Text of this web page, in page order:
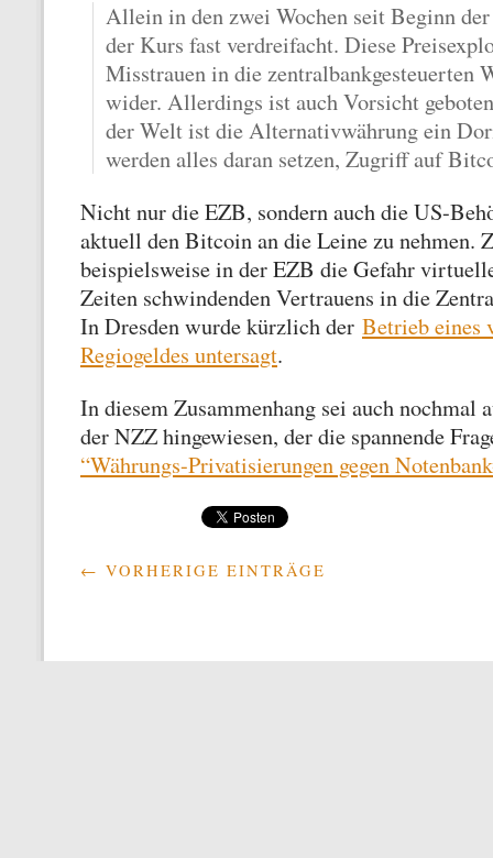
Allein in den zwei Wochen seit Beginn
der Kurs fast verdreifacht. Diese
Misstrauen in die zentralbankgesteuerten
wider. Allerdings ist auch Vorsicht
der Welt ist die Alternativwährung ein
werden alles daran setzen, Zugriff auf
Nicht nur die EZB, sondern auch die US-
aktuell den Bitcoin an die Leine zu nehmen.
beispielsweise in der EZB die Gefahr
Zeiten schwindenden Vertrauens in die
In Dresden wurde kürzlich der Betrieb eines
Regiogeldes untersagt.
In diesem Zusammenhang sei auch
der NZZ hingewiesen, der die spannende
“Währungs-Privatisierungen gegen
← VORHERIGE EINTRÄGE